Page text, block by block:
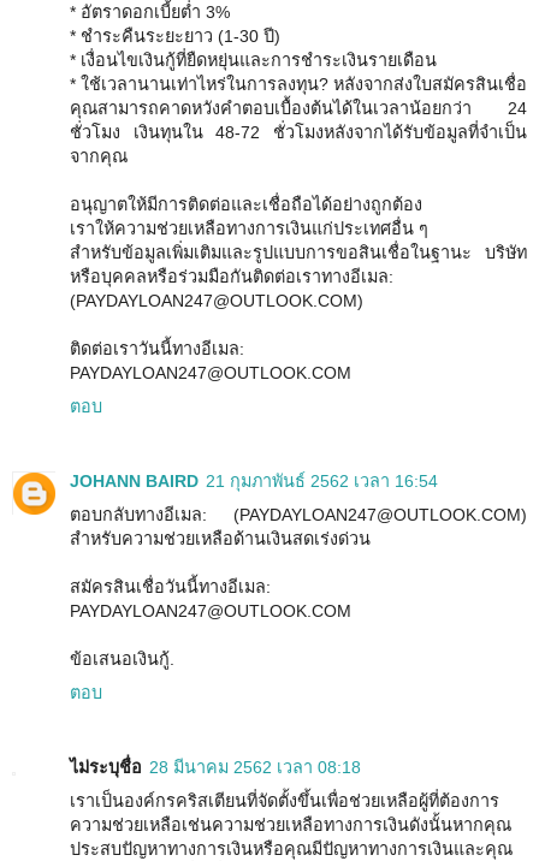
* อัตราดอกเบี้ยต่ำ 3%
* ชำระคืนระยะยาว (1-30 ปี)
* เงื่อนไขเงินกู้ที่ยืดหยุ่นและการชำระเงินรายเดือน
* ใช้เวลานานเท่าไหร่ในการลงทุน? หลังจากส่งใบสมัครสินเชื่อ
คุณสามารถคาดหวังคำตอบเบื้องต้นได้ในเวลาน้อยกว่า 24
ชั่วโมง เงินทุนใน 48-72 ชั่วโมงหลังจากได้รับข้อมูลที่จำเป็น
จากคุณ
อนุญาตให้มีการติดต่อและเชื่อถือได้อย่างถูกต้อง
เราให้ความช่วยเหลือทางการเงินแก่ประเทศอื่น ๆ
สำหรับข้อมูลเพิ่มเติมและรูปแบบการขอสินเชื่อในฐานะ บริษัท
หรือบุคคลหรือร่วมมือกันติดต่อเราทางอีเมล:
(PAYDAYLOAN247@OUTLOOK.COM)
ติดต่อเราวันนี้ทางอีเมล:
PAYDAYLOAN247@OUTLOOK.COM
ตอบ
JOHANN BAIRD 21 กุมภาพันธ์ 2562 เวลา 16:54
ตอบกลับทางอีเมล: (PAYDAYLOAN247@OUTLOOK.COM)
สำหรับความช่วยเหลือด้านเงินสดเร่งด่วน
สมัครสินเชื่อวันนี้ทางอีเมล:
PAYDAYLOAN247@OUTLOOK.COM
ข้อเสนอเงินกู้.
ตอบ
ไม่ระบุชื่อ 28 มีนาคม 2562 เวลา 08:18
เราเป็นองค์กรคริสเตียนที่จัดตั้งขึ้นเพื่อช่วยเหลือผู้ที่ต้องการ
ความช่วยเหลือเช่นความช่วยเหลือทางการเงินดังนั้นหากคุณ
ประสบปัญหาทางการเงินหรือคุณมีปัญหาทางการเงินและคุณ